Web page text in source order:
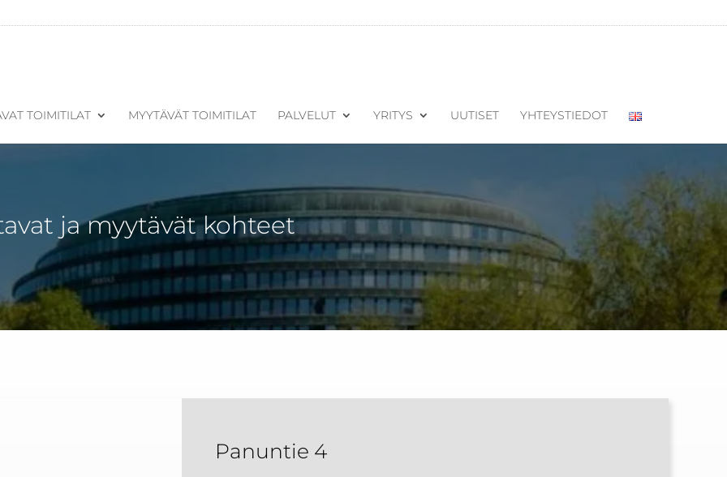
TOIMITILAT MYYTÄVÄT TOIMITILAT PALVELUT YRITYS UUTISET YHTEYSTIEDOT
ja myytävät kohteet
Panuntie 4